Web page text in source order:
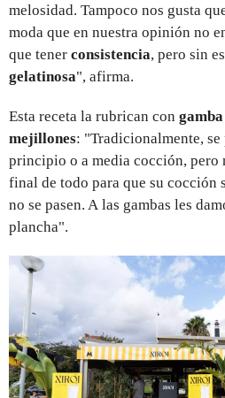
melosidad. Tampoco nos gusta
moda que en nuestra opinión no
que tener consistencia, pero sin
gelatinosa", afirma.
Esta receta la rubrican con
mejillones: "Tradicionalmente,
principio o a media cocción, pero
final de todo para que su cocción
no se pasen. A las gambas les
plancha".